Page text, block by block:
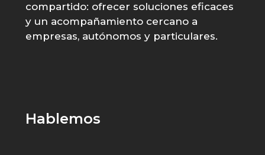
compartido: ofrecer soluciones eficaces
y un acompañamiento cercano a
empresas, autónomos y particulares.
Hablemos